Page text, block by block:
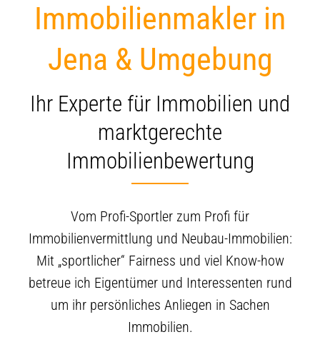
Immobilienmakler in
Jena & Umgebung
Ihr Experte für Immobilien und
marktgerechte
Immobilienbewertung
Vom Profi-Sportler zum Profi für
Immobilienvermittlung und Neubau-Immobilien:
Mit „sportlicher“ Fairness und viel Know-how
betreue ich Eigentümer und Interessenten rund
um ihr persönliches Anliegen in Sachen
Immobilien.